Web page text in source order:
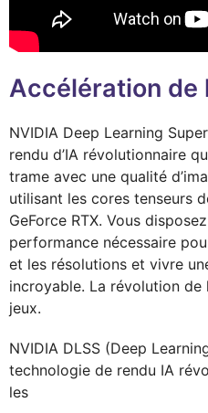
Accélération de
NVIDIA Deep Learning
rendu d’IA révolutionnaire
trame avec une qualité
utilisant les cores tenseurs
GeForce RTX. Vous
performance nécessaire
et les résolutions et vivre
incroyable. La révolution de
jeux.
NVIDIA DLSS (Deep
technologie de rendu IA
les